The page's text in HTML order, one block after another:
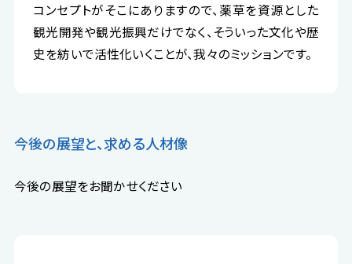
コンセプトがそこにありますので、薬草を資源とした
観光開発や観光振興だけでなく、そういった文化や歴
史を紡いで活性化いくことが、我々のミッションです。
今後の展望と、求める人材像
今後の展望をお聞かせください